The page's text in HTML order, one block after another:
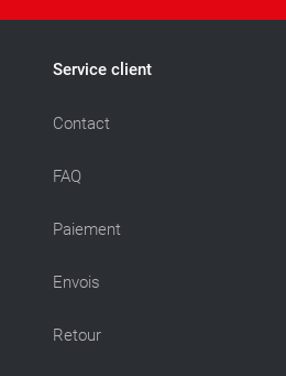
Service client
Contact
FAQ
Paiement
Envois
Retour